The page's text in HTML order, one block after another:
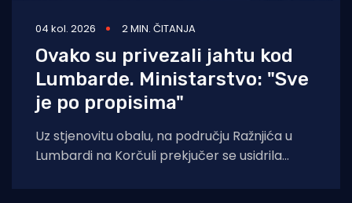
04 kol. 2026 2 MIN. ČITANJA
Ovako su privezali jahtu kod
Lumbarde. Ministarstvo: "Sve
je po propisima"
Uz stjenovitu obalu, na području Ražnjića u
Lumbardi na Korčuli prekjučer se usidrila